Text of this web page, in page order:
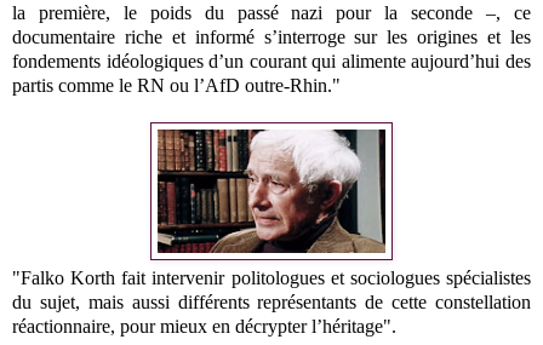
la première, le poids du passé nazi pour la seconde –, ce
documentaire riche et informé s’interroge sur les origines et les
fondements idéologiques d’un courant qui alimente aujourd’hui des
partis comme le RN ou l’AfD outre-Rhin."
"Falko Korth fait intervenir politologues et sociologues spécialistes
du sujet, mais aussi différents représentants de cette constellation
réactionnaire, pour mieux en décrypter l’héritage".